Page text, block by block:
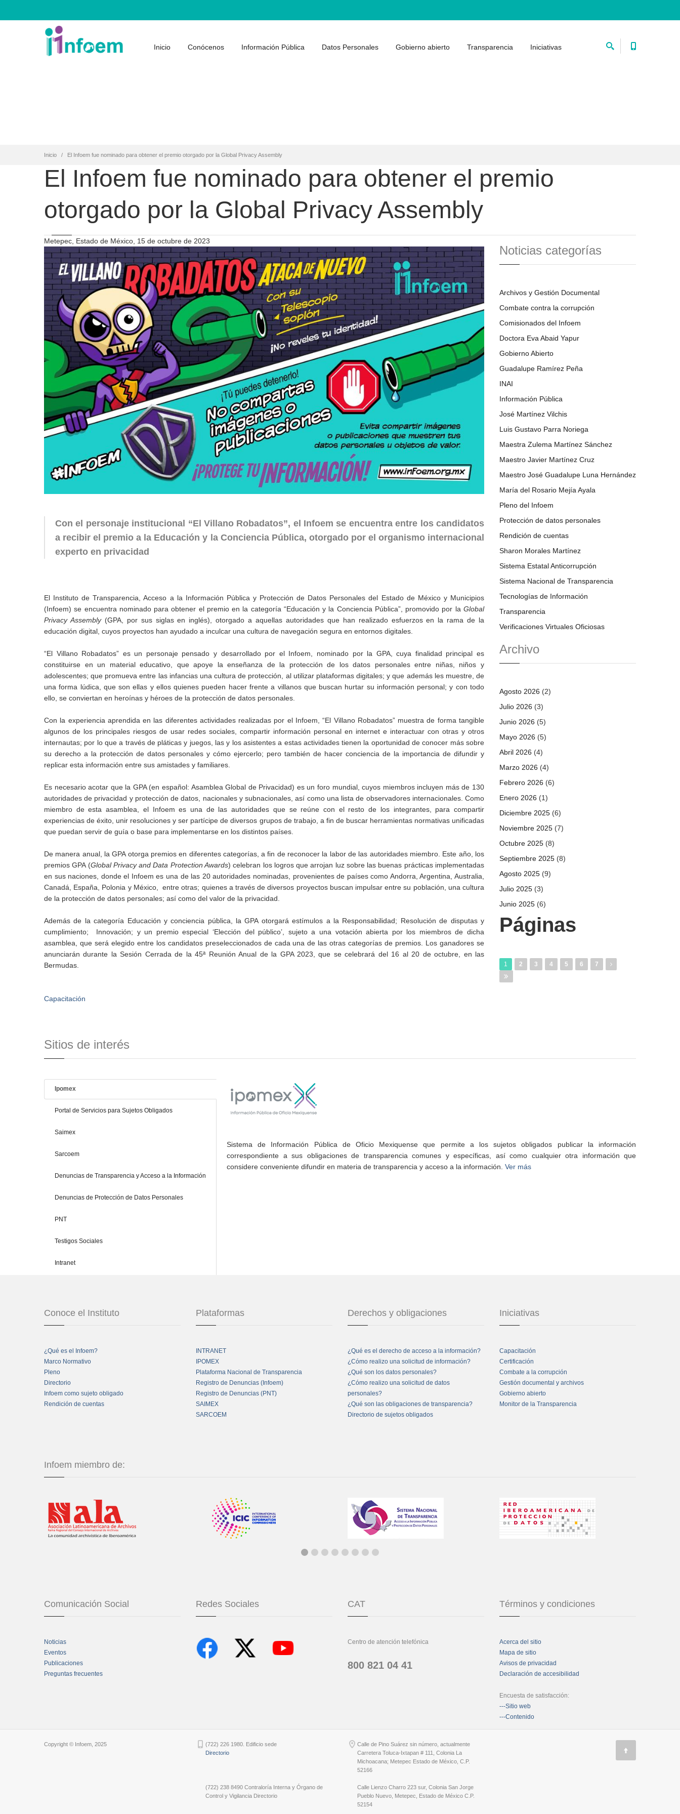
Inicio Conócenos Información Pública Datos Personales Gobierno abierto Transparencia Iniciativas
Inicio El Infoem fue nominado para obtener el premio otorgado por la Global Privacy Assembly
El Infoem fue nominado para obtener el premio
otorgado por la Global Privacy Assembly
Metepec, Estado de México, 15 de octubre de 2023
Con el personaje institucional “El Villano Robadatos”, el Infoem se encuentra entre los candidatos
a recibir el premio a la Educación y la Conciencia Pública, otorgado por el organismo internacional
experto en privacidad
El Instituto de Transparencia, Acceso a la Información Pública y Protección de Datos Personales del Estado de México y Municipios
(Infoem) se encuentra nominado para obtener el premio en la categoría “Educación y la Conciencia Pública”, promovido por la Global
Privacy Assembly(GPA, por sus siglas en inglés), otorgado a aquellas autoridades que han realizado esfuerzos en la rama de la
educación digital, cuyos proyectos han ayudado a inculcar una cultura de navegación segura en entornos digitales.
“El Villano Robadatos” es un personaje pensado y desarrollado por el Infoem, nominado por la GPA, cuya finalidad principal es
constituirse en un material educativo, que apoye la enseñanza de la protección de los datos personales entre niñas, niños y
adolescentes; que promueva entre las infancias una cultura de protección, al utilizar plataformas digitales; y que además les muestre, de
una forma lúdica, que son ellas y ellos quienes pueden hacer frente a villanos que buscan hurtar su información personal; y con todo
ello, se conviertan en heroínas y héroes de la protección de datos personales.
Con la experiencia aprendida en las diferentes actividades realizadas por el Infoem, “El Villano Robadatos” muestra de forma tangible
algunos de los principales riesgos de usar redes sociales, compartir información personal en internet e interactuar con otras y otros
internautas; por lo que a través de pláticas y juegos, las y los asistentes a estas actividades tienen la oportunidad de conocer más sobre
su derecho a la protección de datos personales y cómo ejercerlo; pero también de hacer conciencia de la importancia de difundir y
replicar esta información entre sus amistades y familiares.
Es necesario acotar que la GPA (en español: Asamblea Global de Privacidad) es un foro mundial, cuyos miembros incluyen más de 130
autoridades de privacidad y protección de datos, nacionales y subnacionales, así como una lista de observadores internacionales. Como
miembro de esta asamblea, el Infoem es una de las autoridades que se reúne con el resto de los integrantes, para compartir
experiencias de éxito, unir resoluciones y ser partícipe de diversos grupos de trabajo, a fin de buscar herramientas normativas unificadas
que puedan servir de guía o base para implementarse en los distintos países.
De manera anual, la GPA otorga premios en diferentes categorías, a fin de reconocer la labor de las autoridades miembro. Este año, los
premios GPA (Global Privacy and Data Protection Awards) celebran los logros que arrojan luz sobre las buenas prácticas implementadas
en sus naciones, donde el Infoem es una de las 20 autoridades nominadas, provenientes de países como Andorra, Argentina, Australia,
Canadá, España, Polonia y México, entre otras; quienes a través de diversos proyectos buscan impulsar entre su población, una cultura
de la protección de datos personales; así como del valor de la privacidad.
Además de la categoría Educación y conciencia pública, la GPA otorgará estímulos a la Responsabilidad; Resolución de disputas y
cumplimiento; Innovación; y un premio especial ‘Elección del público’, sujeto a una votación abierta por los miembros de dicha
asamblea, que será elegido entre los candidatos preseleccionados de cada una de las otras categorías de premios. Los ganadores se
anunciarán durante la Sesión Cerrada de la 45ª Reunión Anual de la GPA 2023, que se celebrará del 16 al 20 de octubre, en las
Bermudas.
Capacitación
Noticias categorías
Archivos y Gestión Documental
Combate contra la corrupción
Comisionados del Infoem
Doctora Eva Abaid Yapur
Gobierno Abierto
Guadalupe Ramírez Peña
INAI
Información Pública
José Martínez Vilchis
Luis Gustavo Parra Noriega
Maestra Zulema Martínez Sánchez
Maestro Javier Martínez Cruz
Maestro José Guadalupe Luna Hernández
María del Rosario Mejía Ayala
Pleno del Infoem
Protección de datos personales
Rendición de cuentas
Sharon Morales Martínez
Sistema Estatal Anticorrupción
Sistema Nacional de Transparencia
Tecnologías de Información
Transparencia
Verificaciones Virtuales Oficiosas
Archivo
Agosto 2026 (2)
Julio 2026 (3)
Junio 2026 (5)
Mayo 2026 (5)
Abril 2026 (4)
Marzo 2026 (4)
Febrero 2026 (6)
Enero 2026 (1)
Diciembre 2025 (6)
Noviembre 2025 (7)
Octubre 2025 (8)
Septiembre 2025 (8)
Agosto 2025 (9)
Julio 2025 (3)
Junio 2025 (6)
Páginas
1 2 3 4 5 6 7
Sitios de interés
Ipomex
Portal de Servicios para Sujetos Obligados
Saimex
Sarcoem
Denuncias de Transparencia y Acceso a la Información
Denuncias de Protección de Datos Personales
PNT
Testigos Sociales
Intranet
Sistema de Información Pública de Oficio Mexiquense que permite a los sujetos obligados publicar la información
correspondiente a sus obligaciones de transparencia comunes y específicas, así como cualquier otra información que
considere conveniente difundir en materia de transparencia y acceso a la información. Ver más
Conoce el Instituto
¿Qué es el Infoem?
Marco Normativo
Pleno
Directorio
Infoem como sujeto obligado
Rendición de cuentas
Plataformas
INTRANET
IPOMEX
Plataforma Nacional de Transparencia
Registro de Denuncias (Infoem)
Registro de Denuncias (PNT)
SAIMEX
SARCOEM
Derechos y obligaciones
¿Qué es el derecho de acceso a la información?
¿Cómo realizo una solicitud de información?
¿Qué son los datos personales?
¿Cómo realizo una solicitud de datos
personales?
¿Qué son las obligaciones de transparencia?
Directorio de sujetos obligados
Iniciativas
Capacitación
Certificación
Combate a la corrupción
Gestión documental y archivos
Gobierno abierto
Monitor de la Transparencia
Infoem miembro de:
Comunicación Social
Noticias
Eventos
Publicaciones
Preguntas frecuentes
Redes Sociales CAT
Centro de atención telefónica
800 821 04 41
Términos y condiciones
Acerca del sitio
Mapa de sitio
Avisos de privacidad
Declaración de accesibilidad
Encuesta de satisfacción:
---Sitio web
---Contenido
Copyright © Infoem, 2025
(722) 226 1980. Edificio sede
Directorio
(722) 238 8490 Contraloría Interna y Órgano de
Control y Vigilancia Directorio
Calle de Pino Suárez sin número, actualmente
Carretera Toluca-Ixtapan # 111, Colonia La
Michoacana; Metepec Estado de México, C.P.
52166
Calle Lienzo Charro 223 sur, Colonia San Jorge
Pueblo Nuevo, Metepec, Estado de México C.P.
52154